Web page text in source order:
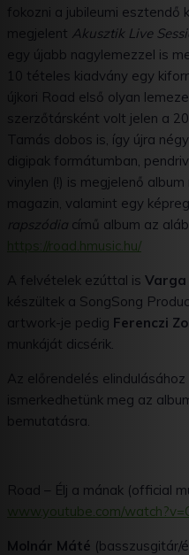
fokozni a jubileumi esztendő
megjelent Akusztik Live
egy újabb nagylemezzel is
10 tételes kiadvány egy
újkori Road első olyan
szerzőtársként volt jelen a
Tamás dobos is, így újra
digipak formátumban,
vinylen (!) is megjelenő
magazin, valamint egy
rapszódia című album az
https://road.hmusic.hu/
A felvételek ezúttal is Varga
készültek a SongSong
artwork-je pedig Ferenczi
munkáját dicsérik.
Az előrendelés
ismerkedhetünk meg az
bemutatásra.
Road – Élj a mának (official
www.youtube.com/watch?v=
Molnár Máté (basszusgitár/